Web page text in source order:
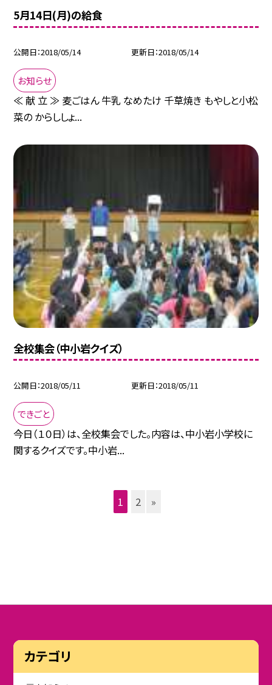
5月14日(月)の給食
公開日 2018/05/14 更新日 2018/05/14
お知らせ
≪ 献 立 ≫ 麦ごはん 牛乳 なめたけ 千草焼き もやしと小松
菜の からししょ...
全校集会（中小岩クイズ）
公開日 2018/05/11 更新日 2018/05/11
できごと
今日（１０日）は、全校集会でした。内容は、中小岩小学校に
関するクイズです。中小岩...
1 2 »
カテゴリ